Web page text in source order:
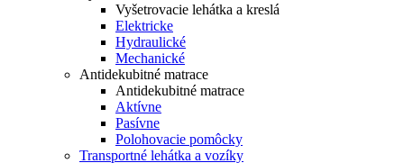
Vyšetrovacie lehátka a kreslá
Elektricke
Hydraulické
Mechanické
Antidekubitné matrace
Antidekubitné matrace
Aktívne
Pasívne
Polohovacie pomôcky
Transportné lehátka a vozíky